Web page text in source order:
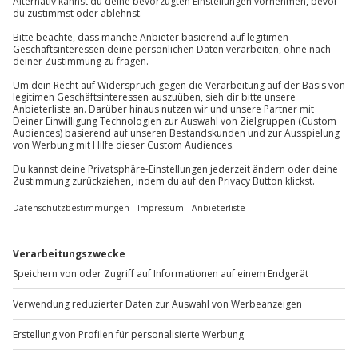
anfallen (die Kosten sind vor Ort zu begleichen)
Check-In/Check-Out: ab 14:00 Uhr/bis 11:00 Uhr
Doppelzimmer nicht möglich
Bitte beachte, dass für folgende Leistungen
Zusatzkosten vor Ort anfallen können:
Mitnahme von Hunden
Kontakt & FAQ
Jochen Schweizer
Mühldorfstraße 8
81671 München
Du erreichst uns telefonisch zu folgenden Zeiten,
außer an bundesweiten Feiertagen:
Mo-Fr: 8-20 Uhr | Sa: 10-16 Uhr
Sichere Dir attraktive Firmenkunden Vorteile.
+49 89 / 60 60 89 700
Mo-Fr: 9-17 Uhr
b2b@jochen-schweizer.de